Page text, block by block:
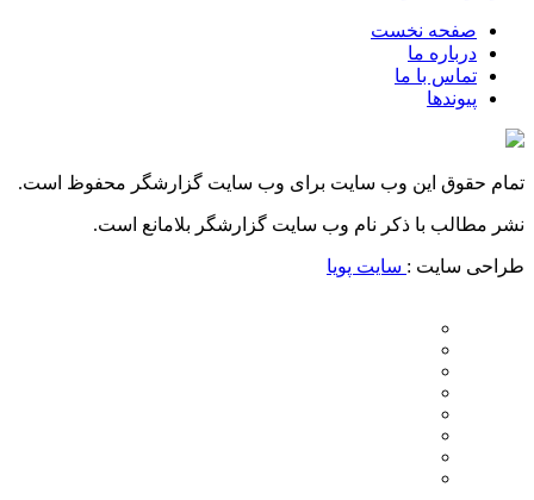
صفحه نخست
درباره ما
تماس با ما
پیوندها
تمام حقوق این وب سایت برای وب سایت گزارشگر محفوظ است.
نشر مطالب با ذکر نام وب سایت گزارشگر بلامانع است.
طراحی سایت : سایت پویا